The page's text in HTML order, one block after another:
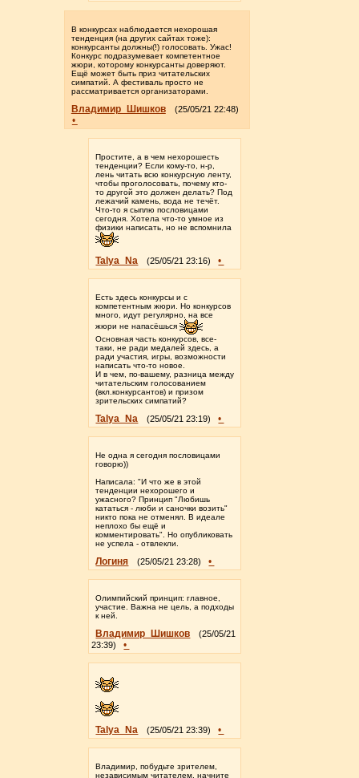
В конкурсах наблюдается нехорошая
тенденция (на других сайтах тоже):
конкурсанты должны(!) голосовать. Ужас!
Конкурс подразумевает компетентное
жюри, которому конкурсанты доверяют.
Ещё может быть приз читательских
симпатий. А фестиваль просто не
рассматривается организаторами.
Владимир_Шишков (25/05/21 22:48)
•
Простите, а в чем нехорошесть
тенденции? Если кому-то, н-р,
лень читать всю конкурсную ленту,
чтобы проголосовать, почему кто-
то другой это должен делать? Под
лежачий камень, вода не течёт.
Что-то я сыплю пословицами
сегодня. Хотела что-то умное из
физики написать, но не вспомнила
Talya_Na (25/05/21 23:16) •
Есть здесь конкурсы и с
компетентным жюри. Но конкурсов
много, идут регулярно, на все
жюри не напасёшься
Основная часть конкурсов, все-
таки, не ради медалей здесь, а
ради участия, игры, возможности
написать что-то новое.
И в чем, по-вашему, разница между
читательским голосованием
(вкл.конкурсантов) и призом
зрительских симпатий?
Talya_Na (25/05/21 23:19) •
Не одна я сегодня пословицами
говорю))
Написала: "И что же в этой
тенденции нехорошего и
ужасного? Принцип "Любишь
кататься - люби и саночки возить"
никто пока не отменял. В идеале
неплохо бы ещё и
комментировать". Но опубликовать
не успела - отвлекли.
Логиня (25/05/21 23:28) •
Олимпийский принцип: главное,
участие. Важна не цель, а подходы
к ней.
Владимир_Шишков
(25/05/21
23:39)
•
Talya_Na (25/05/21 23:39) •
Владимир, побудьте зрителем,
независимым читателем, начните